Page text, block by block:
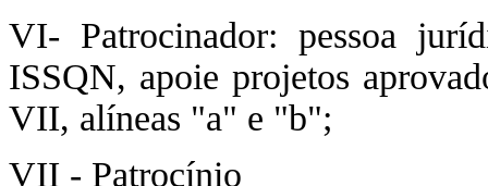
VI- Patrocinador: pessoa
ISSQN, apoie projetos
VII, alíneas "a" e "b";
VII - Patrocínio